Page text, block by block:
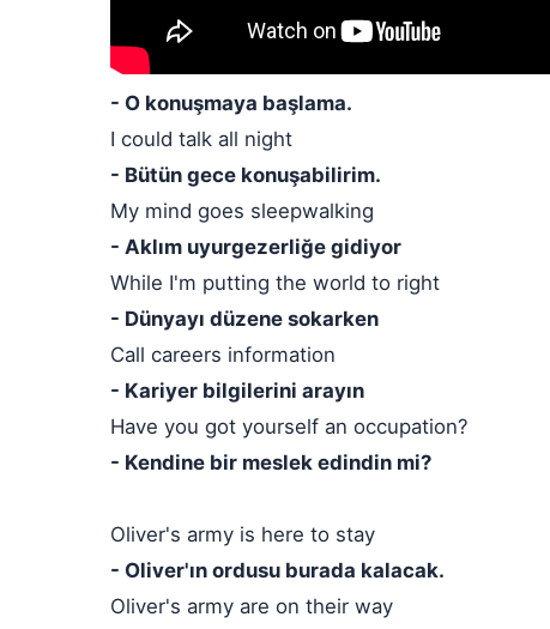
- O konuşmaya başlama.
I could talk all night
- Bütün gece konuşabilirim.
My mind goes sleepwalking
- Aklım uyurgezerliğe gidiyor
While I'm putting the world to right
- Dünyayı düzene sokarken
Call careers information
- Kariyer bilgilerini arayın
Have you got yourself an occupation?
- Kendine bir meslek edindin mi?
Oliver's army is here to stay
- Oliver'ın ordusu burada kalacak.
Oliver's army are on their way